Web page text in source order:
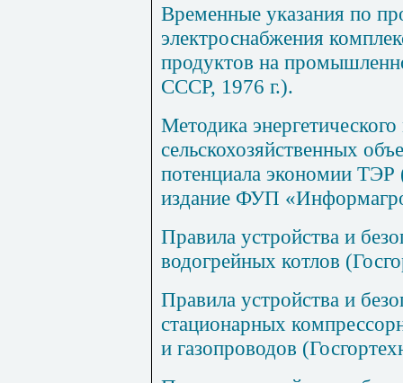
Временные указания по
электроснабжения
продуктов на
СССР, 1976 г.).
Методика
сельскохозяйственных
потенциала экономии
издание ФУП
Правила устройства и
водогрейных котлов
Правила устройства и
стационарных
и газопроводов